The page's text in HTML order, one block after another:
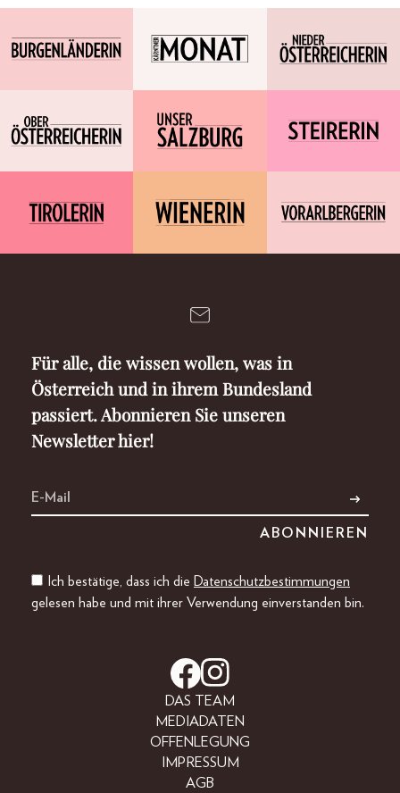
Für alle, die wissen wollen, was in
Österreich und in ihrem Bundesland
passiert. Abonnieren Sie unseren
Newsletter hier!
Ich bestätige, dass ich die Datenschutzbestimmungen
gelesen habe und mit ihrer Verwendung einverstanden bin.
DAS TEAM
MEDIADATEN
OFFENLEGUNG
IMPRESSUM
AGB